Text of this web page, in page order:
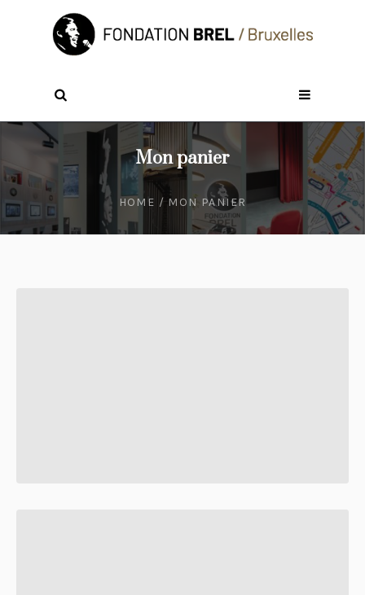
Mon panier
HOME / MON PANIER